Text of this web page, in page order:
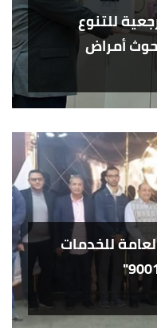
للتنوع
أمراض
للخدمات